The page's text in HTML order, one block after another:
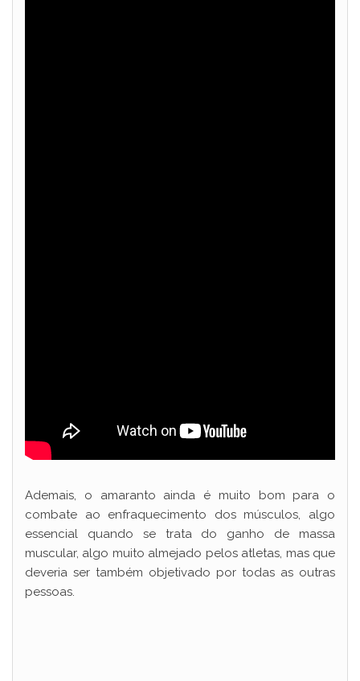
Ademais, o amaranto ainda é muito bom para o
combate ao enfraquecimento dos músculos, algo
essencial quando se trata do ganho de massa
muscular, algo muito almejado pelos atletas, mas que
deveria ser também objetivado por todas as outras
pessoas.